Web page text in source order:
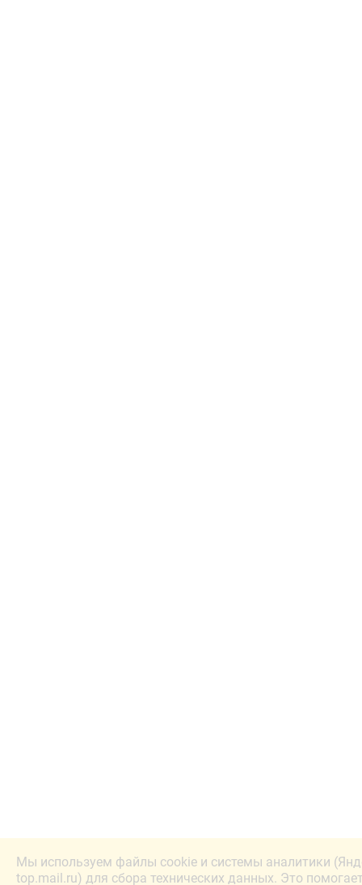
Мы используем файлы cookie и системы аналитики
top.mail.ru) для сбора технических данных. Это